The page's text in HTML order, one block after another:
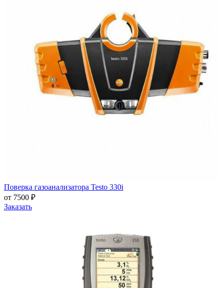
Поверка газоанализатора Testo 330i
от 7500 ₽
Заказать